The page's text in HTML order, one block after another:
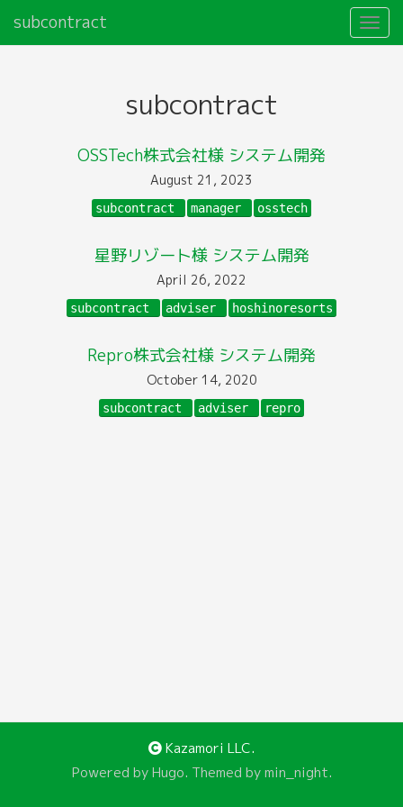
subcontract
subcontract
OSSTech株式会社様 システム開発
August 21, 2023
subcontract manager osstech
星野リゾート様 システム開発
April 26, 2022
subcontract adviser hoshinoresorts
Repro株式会社様 システム開発
October 14, 2020
subcontract adviser repro
Kazamori LLC.
Powered byHugo. Themed bymin_night.